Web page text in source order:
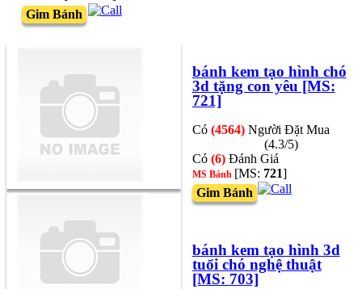
Gim Bánh
bánh kem tạo hình chó
3d tặng con yêu [MS:
721]
Có (4564)Người Đặt Mua
(4.3/5)
Có(6) Đánh Giá
MS Bánh [MS: 721]
Gim Bánh
bánh kem tạo hình 3d
tuổi chó nghệ thuật
[MS: 703]